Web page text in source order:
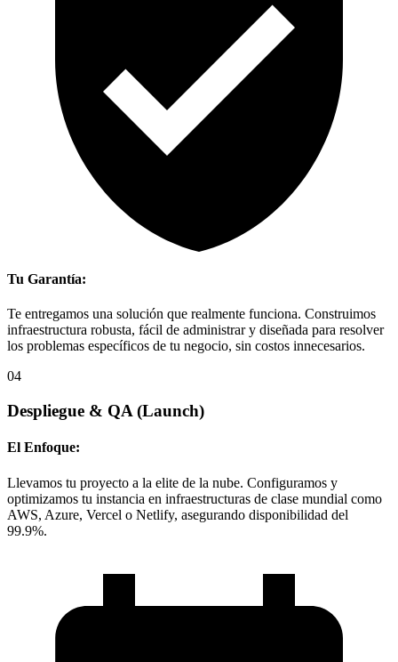
Tu Garantía:
Te entregamos una solución que realmente funciona. Construimos
infraestructura robusta, fácil de administrar y diseñada para resolver
los problemas específicos de tu negocio, sin costos innecesarios.
04
Despliegue & QA (Launch)
El Enfoque:
Llevamos tu proyecto a la elite de la nube. Configuramos y
optimizamos tu instancia en infraestructuras de clase mundial como
AWS, Azure, Vercel o Netlify, asegurando disponibilidad del
99.9%.